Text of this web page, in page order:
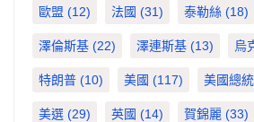
歐盟 (12) 法國 (31) 泰勒絲 (18)
澤倫斯基 (22) 澤連斯基 (13) 烏
特朗普 (10) 美國 (117) 美國總
美選 (29) 英國 (14) 賀錦麗 (33)